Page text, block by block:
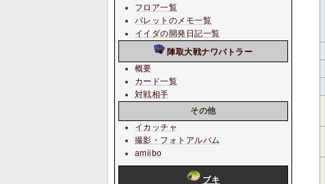
フロア一覧
パレットのメモ一覧
イイダの開発日記一覧
陣取大戦ナワバトラー
概要
カード一覧
対戦相手
その他
イカッチャ
撮影・フォトアルバム
amiibo
ブキ